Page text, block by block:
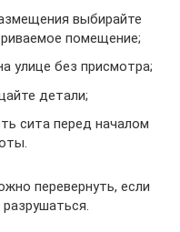
выбирайте
помещение;
улице без присмотра;
детали;
сита перед началом
перевернуть, если